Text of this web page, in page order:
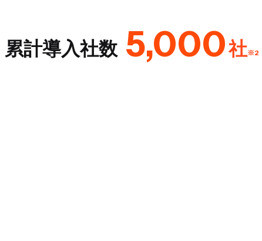
​累計導入社数 5,000社※2